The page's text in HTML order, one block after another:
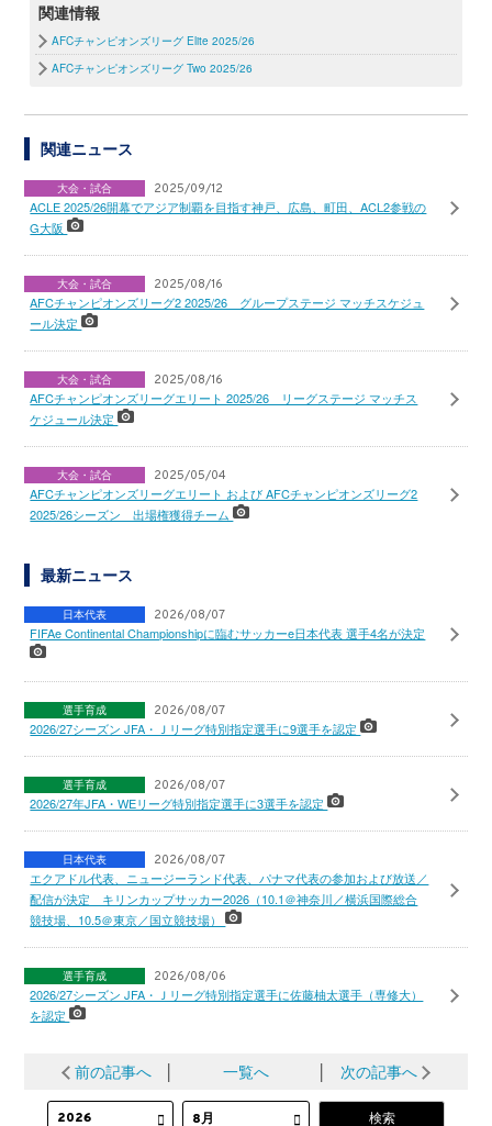
関連情報
AFCチャンピオンズリーグ Elite 2025/26
AFCチャンピオンズリーグ Two 2025/26
関連ニュース
大会・試合 2025/09/12
ACLE 2025/26開幕でアジア制覇を目指す神戸、広島、町田、ACL2参戦の
G大阪
大会・試合 2025/08/16
AFCチャンピオンズリーグ2 2025/26 グループステージ マッチスケジュ
ール決定
大会・試合 2025/08/16
AFCチャンピオンズリーグエリート 2025/26 リーグステージ マッチス
ケジュール決定
大会・試合 2025/05/04
AFCチャンピオンズリーグエリート および AFCチャンピオンズリーグ2
2025/26シーズン 出場権獲得チーム
最新ニュース
日本代表 2026/08/07
FIFAe Continental Championshipに臨むサッカーe日本代表 選手4名が決定
選手育成 2026/08/07
2026/27シーズン JFA・Ｊリーグ特別指定選手に9選手を認定
選手育成 2026/08/07
2026/27年JFA・WEリーグ特別指定選手に3選手を認定
日本代表 2026/08/07
エクアドル代表、ニュージーランド代表、パナマ代表の参加および放送／
配信が決定 キリンカップサッカー2026（10.1＠神奈川／横浜国際総合
競技場、10.5＠東京／国立競技場）
選手育成 2026/08/06
2026/27シーズン JFA・Ｊリーグ特別指定選手に佐藤柚太選手（専修大）
を認定
前の記事へ 一覧へ 次の記事へ